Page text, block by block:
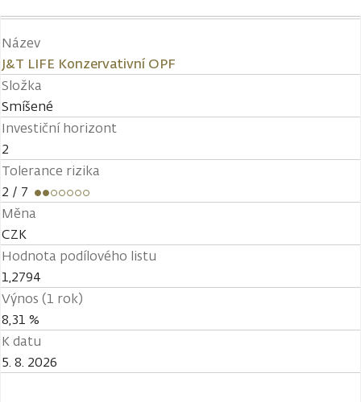
Název
J&T LIFE Konzervativní OPF
Složka
Smíšené
Investiční horizont
2
Tolerance rizika
2 / 7
Měna
CZK
Hodnota podílového listu
1,2794
Výnos (1 rok)
8,31 %
K datu
5. 8. 2026